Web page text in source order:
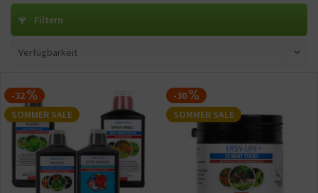
Filtern
-32
SOMMER SALE
-30
SOMMER SALE